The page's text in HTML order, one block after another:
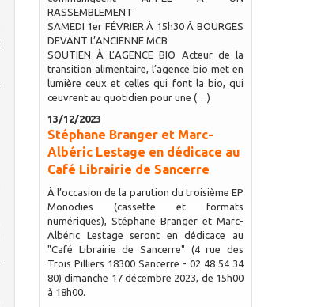
RASSEMBLEMENT
SAMEDI 1er FÉVRIER À 15h30 À BOURGES
DEVANT L’ANCIENNE MCB
SOUTIEN À L’AGENCE BIO Acteur de la
transition alimentaire, l’agence bio met en
lumière ceux et celles qui font la bio, qui
œuvrent au quotidien pour une (…)
13/12/2023
Stéphane Branger et Marc-
Albéric Lestage en dédicace au
Café Librairie de Sancerre
À l’occasion de la parution du troisième EP
Monodies (cassette et formats
numériques), Stéphane Branger et Marc-
Albéric Lestage seront en dédicace au
"Café Librairie de Sancerre" (4 rue des
Trois Pilliers 18300 Sancerre - 02 48 54 34
80) dimanche 17 décembre 2023, de 15h00
à 18h00.